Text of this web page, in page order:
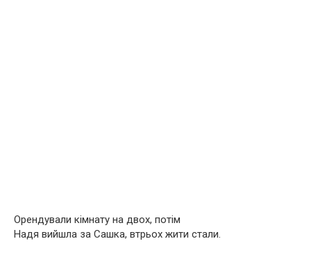
Орендували кімнату на двох, потім
Надя вийшла за Сашка, втрьох жити стали.